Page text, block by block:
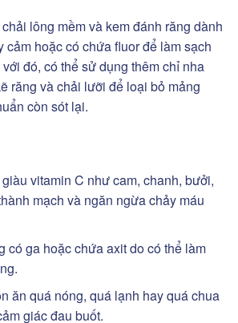
lông mềm và kem đánh răng dành
cảm hoặc có chứa fluor để làm sạch
đó, có thể sử dụng thêm chỉ nha
răng và chải lưỡi để loại bỏ mảng
còn sót lại.
vitamin C như cam, chanh, bưởi,
mạch và ngăn ngừa chảy máu
có ga hoặc chứa axit do có thể làm
ăn quá nóng, quá lạnh hay quá chua
giác đau buốt.